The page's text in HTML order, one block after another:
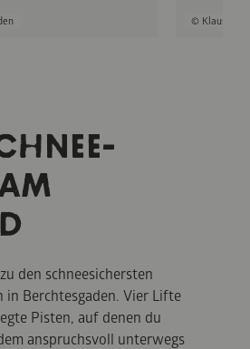
© Klaus Listl
den schneesichersten
in Berchtesgaden. Vier Lifte
Pisten, auf denen du
anspruchsvoll unterwegs